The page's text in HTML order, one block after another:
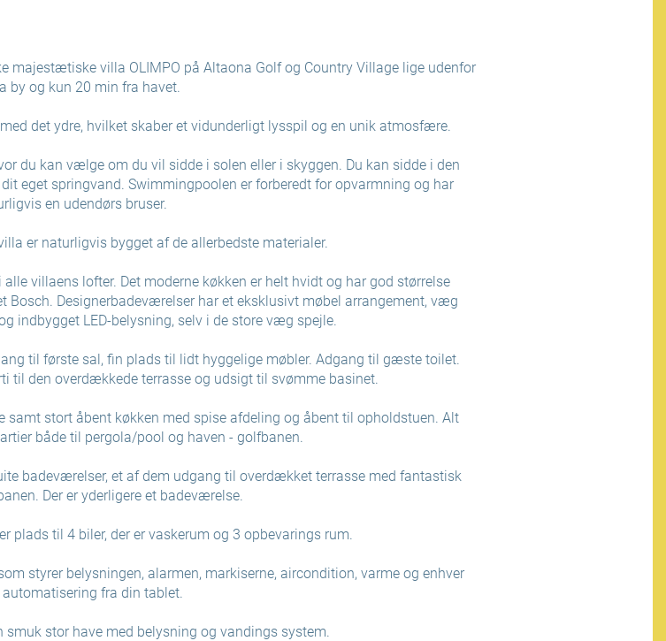
majestætiske villa OLIMPO på Altaona Golf og Country Village lige udenfor
by og kun 20 min fra havet.
det ydre, hvilket skaber et vidunderligt lysspil og en unik atmosfære.
du kan vælge om du vil sidde i solen eller i skyggen. Du kan sidde i den
eget springvand. Swimmingpoolen er forberedt for opvarmning og har
en udendørs bruser.
er naturligvis bygget af de allerbedste materialer.
villaens lofter. Det moderne køkken er helt hvidt og har god størrelse
Bosch. Designerbadeværelser har et eksklusivt møbel arrangement, væg
indbygget LED-belysning, selv i de store væg spejle.
til første sal, fin plads til lidt hyggelige møbler. Adgang til gæste toilet.
til den overdækkede terrasse og udsigt til svømme basinet.
stort åbent køkken med spise afdeling og åbent til opholdstuen. Alt
både til pergola/pool og haven - golfbanen.
badeværelser, et af dem udgang til overdækket terrasse med fantastisk
Der er yderligere et badeværelse.
plads til 4 biler, der er vaskerum og 3 opbevarings rum.
styrer belysningen, alarmen, markiserne, aircondition, varme og enhver
fra din tablet.
smuk stor have med belysning og vandings system.